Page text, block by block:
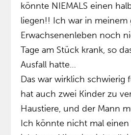
könnte NIEMALS einen
liegen!! Ich war in meinem
Erwachsenenleben noch
Tage am Stück krank, so
Ausfall hatte…
Das war wirklich schwierig
hat auch zwei Kinder zu
Haustiere, und der Mann
Ich könnte nicht mal einen